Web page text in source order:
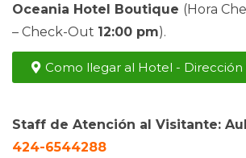
Oceania Hotel Boutique (Hora
– Check-Out 12:00 pm).
Como llegar al Hotel - Dirección
Staff de Atención al Visitante:
424-6544288